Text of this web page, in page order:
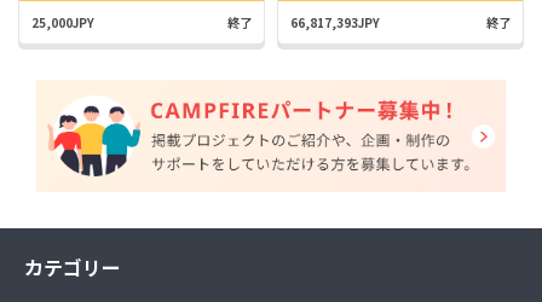
25,000JPY 終了 66,817,393JPY 終了
カテゴリー